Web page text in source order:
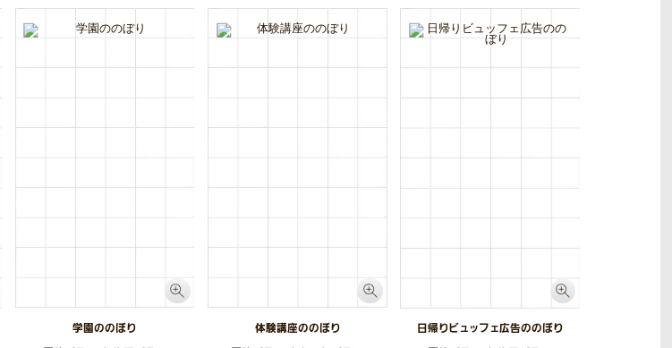
学園ののぼり 体験講座ののぼり 日帰りビュッフェ広告ののぼり